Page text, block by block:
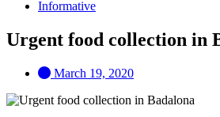
Informative
Urgent food collection in
March 19, 2020